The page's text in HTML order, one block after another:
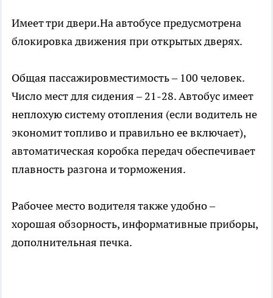
Имеет три двери.На автобусе предусмотрена
блокировка движения при открытых дверях.
Общая пассажировместимость – 100 человек.
Число мест для сидения – 21-28. Автобус имеет
неплохую систему отопления (если водитель не
экономит топливо и правильно ее включает),
автоматическая коробка передач обеспечивает
плавность разгона и торможения.
Рабочее место водителя также удобно –
хорошая обзорность, информативные приборы,
дополнительная печка.